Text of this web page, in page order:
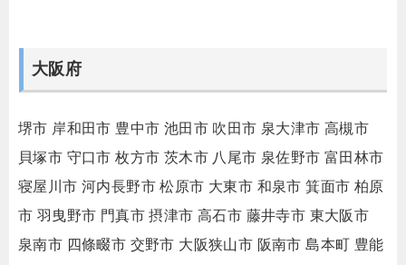
大阪府
堺市 岸和田市 豊中市 池田市 吹田市 泉大津市 高槻市
貝塚市 守口市 枚方市 茨木市 八尾市 泉佐野市 富田林市
寝屋川市 河内長野市 松原市 大東市 和泉市 箕面市 柏原
市 羽曳野市 門真市 摂津市 高石市 藤井寺市 東大阪市
泉南市 四條畷市 交野市 大阪狭山市 阪南市 島本町 豊能